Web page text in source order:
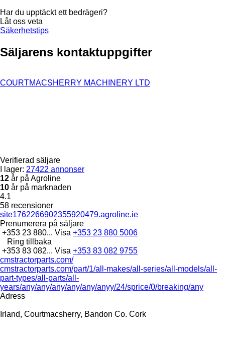
Har du upptäckt ett bedrägeri?
Låt oss veta
Säkerhetstips
Säljarens kontaktuppgifter
COURTMACSHERRY MACHINERY LTD
Verifierad säljare
I lager: 27422 annonser
12 år på Agroline
10 år på marknaden
4.1
58 recensioner
site1762266902355920479.agroline.ie
Prenumerera på säljare
+353 23 880... Visa +353 23 880 5006
Ring tillbaka
+353 83 082... Visa +353 83 082 9755
cmstractorparts.com/
cmstractorparts.com/part/1/all-makes/all-series/all-models/all-
part-types/all-parts/all-
years/any/any/any/any/any/anyy/24/sprice/0/breaking/any
Adress
Irland, Courtmacsherry, Bandon Co. Cork